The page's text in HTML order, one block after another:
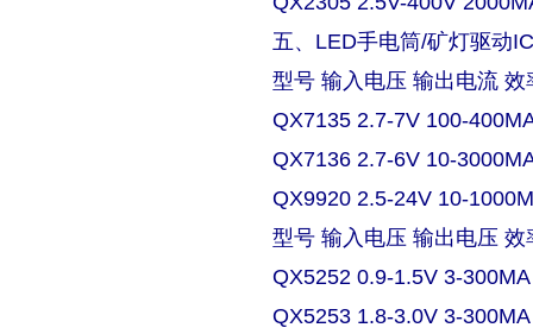
五、LED手电筒/矿灯驱动
型号 输入电压 输出电流 效
QX7135 2.7-7V 100-
QX7136 2.7-6V 10-
QX9920 2.5-24V 10-
型号 输入电压 输出电压 效
QX5252 0.9-1.5V 3-
QX5253 1.8-3.0V 3-